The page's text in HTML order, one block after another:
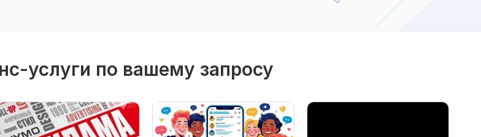
услуги по вашему запросу